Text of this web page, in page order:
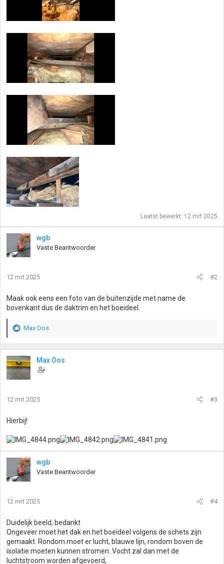
Laatst bewerkt: 12 mrt 2025
wgb
Vaste Beantwoorder
12 mrt 2025 #2
Maak ook eens een foto van de buitenzijde met name de
bovenkant dus de daktrim en het boeideel.
W
a
r
d
e
n
e
:
Max Oos
Max Oos
12 mrt 2025 #3
Hierbij!
wgb
Vaste Beantwoorder
12 mrt 2025 #4
Duidelijk beeld, bedankt
Ongeveer moet het dak en het boeideel volgens de schets zijn
gemaakt. Rondom moet er lucht, blauwe lijn, rondom boven de
isolatie moeten kunnen stromen. Vocht zal dan met de
luchtstroom worden afgevoerd,